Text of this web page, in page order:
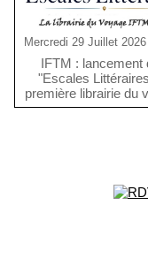
Mercredi 29 Juillet 2026
IFTM : lancement
"Escales
première librairie du